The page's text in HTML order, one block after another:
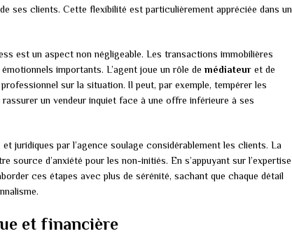
ses clients. Cette flexibilité est particulièrement appréciée dans un
est un aspect non négligeable. Les transactions immobilières
importants. L’agent joue un rôle de médiateur et de
sur la situation. Il peut, par exemple, tempérer les
un vendeur inquiet face à une offre inférieure à ses
juridiques par l’agence soulage considérablement les clients. La
source d’anxiété pour les non-initiés. En s’appuyant sur l’expertise
ces étapes avec plus de sérénité, sachant que chaque détail
et financière